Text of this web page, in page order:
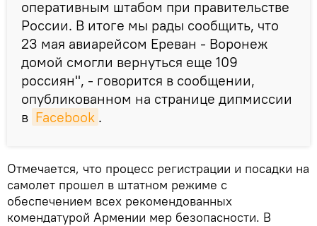
оперативным штабом при правительстве
России. В итоге мы рады сообщить, что
23 мая авиарейсом Ереван - Воронеж
домой смогли вернуться еще 109
россиян", - говорится в сообщении,
опубликованном на странице дипмиссии
в Facebook .
Отмечается, что процесс регистрации и посадки на
самолет прошел в штатном режиме с
обеспечением всех рекомендованных
комендатурой Армении мер безопасности. В